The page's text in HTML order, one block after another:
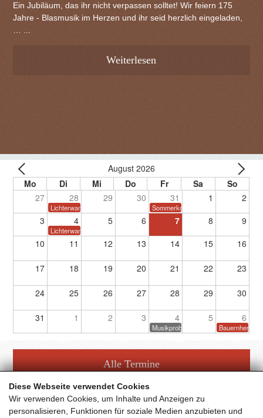
Diese Webseite verwendet Cookies
Wir verwenden Cookies, um Inhalte und Anzeigen zu
personalisieren, Funktionen für soziale Medien anzubieten und
Ein Jubiläum, das ihr nicht verpassen solltet! Wir feiern 175
Jahre - Blasmusik im Herzen und ihr seid herzlich eingeladen,
Weiterlesen
August 2026
27 28 29 30 31 1 2
Lichterwanderung Sommerkonzert
3 4 5 6 7 8 9
Lichterwanderung
10 11 12 13 14 15 16
17 18 19 20 21 22 23
24 25 26 27 28 29 30
31 1 2 3 4 5 6
Musikprobe
Alle Termine